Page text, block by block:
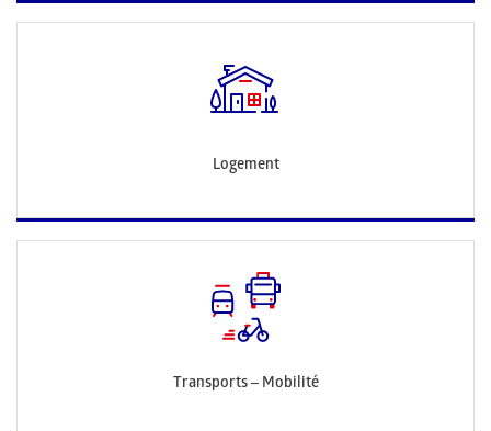
Logement
Transports – Mobilité